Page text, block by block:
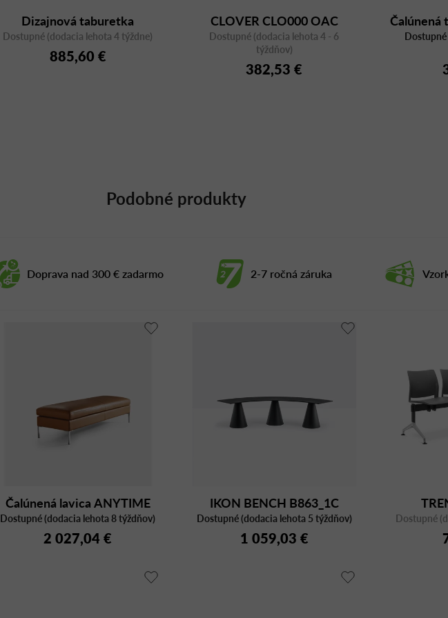
Doprava nad 300 € zadarmo 2-7 ročná záruka
Dizajnová taburetka
OCTOBER 10 wood
Dostupné (dodacia lehota 4 týždne)
885,60 €
CLOVER CLO000 OAC
Dostupné (dodacia lehota 4 - 6
týždňov)
382,53 €
Čalúnená
Podobné produkty
Čalúnená lavica ANYTIME
1503N
Dostupné (dodacia lehota 8 týždňov)
2 027,04 €
IKON BENCH B863_1C
Dostupné (dodacia lehota 5 týždňov)
1 059,03 €
Dostupné